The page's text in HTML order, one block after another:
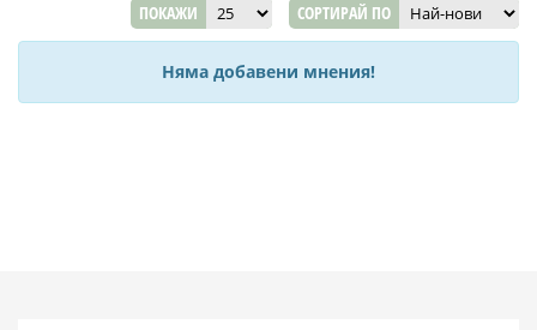
ПОКАЖИ СОРТИРАЙ ПО
Няма добавени мнения!